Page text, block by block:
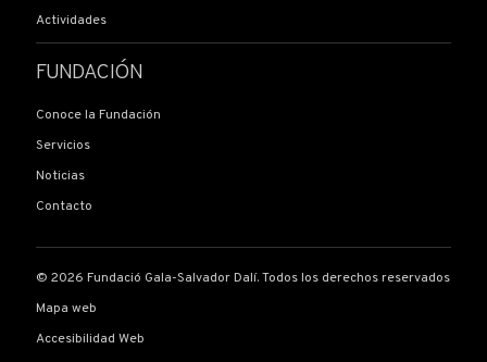
Actividades
FUNDACIÓN
Conoce la Fundación
Servicios
Noticias
Contacto
© 2026 Fundació Gala-Salvador Dalí. Todos los derechos reservados
Mapa web
Accesibilidad Web